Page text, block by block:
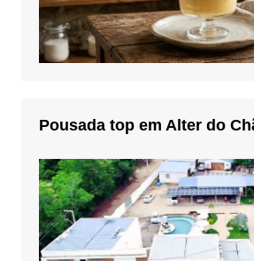
Pousada top em Alter do